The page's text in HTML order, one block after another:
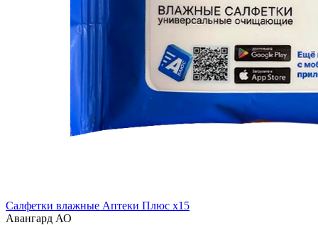
Салфетки влажные Аптеки Плюс x15
Авангард АО